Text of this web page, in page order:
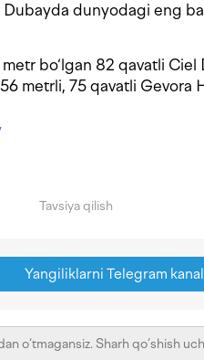
dunyodagi eng
bo‘lgan 82 qavatli
metrli, 75 qavatli Gevora
Tavsiya qilish
Yangiliklarni Telegram